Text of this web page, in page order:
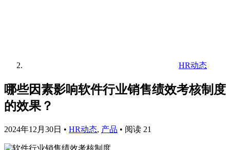
HR动态
哪些因素影响软件行业销售绩效考核制度
的效果？
2024年12月30日 • HR动态, 产品 • 阅读 21